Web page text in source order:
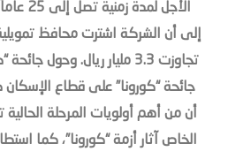
الأجل
إلى أن الشركة اشترت محافظ
تجاوزت 3.3 مليار ريال. وحول
جائحة “كورونا” على قطاع
أن من أهم أولويات المرحلة
الخاص آثار أزمة “كورونا”، كما